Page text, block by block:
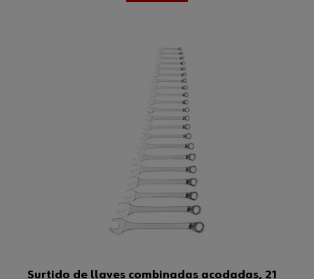
Surtido de llaves combinadas acodadas, 21